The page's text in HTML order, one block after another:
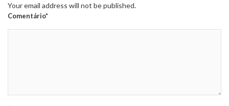
Your email address will not be published.
Comentário*